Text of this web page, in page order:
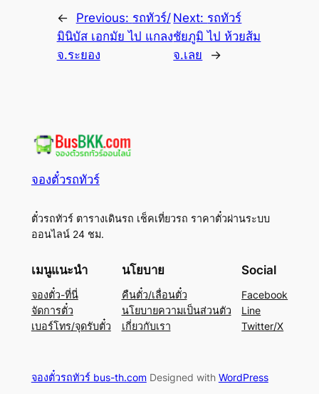
← Previous: รถทัวร์/
มินิบัส เอกมัย ไป แกลง
จ.ระยอง
Next: รถทัวร์
ชัยภูมิ ไป ห้วยส้ม
จ.เลย
→
จองตั๋วรถทัวร์
ตั๋วรถทัวร์ ตารางเดินรถ เช็คเที่ยวรถ ราคาตั๋วผ่านระบบ
ออนไลน์ 24 ชม.
เมนูแนะนำ
จองตั๋ว-ที่นี่
จัดการตั๋ว
เบอร์โทร/จุดรับตั๋ว
นโยบาย
คืนตั๋ว/เลื่อนตั๋ว
นโยบายความเป็นส่วนตัว
เกี่ยวกับเรา
Social
Facebook
Line
Twitter/X
จองตั๋วรถทัวร์ bus-th.comDesigned with WordPress